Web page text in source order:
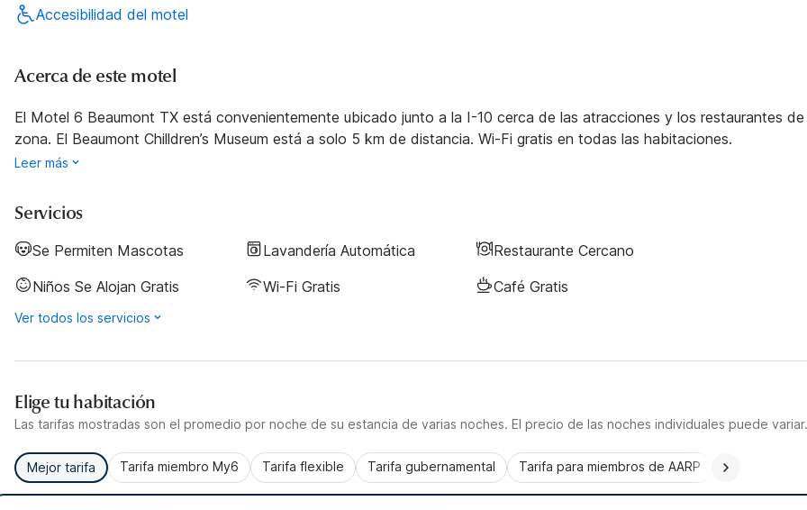
Accesibilidad del motel
Acerca de este motel
El Motel 6 Beaumont TX está convenientemente ubicado junto a la I-10 cerca de las atracciones y los restaurantes de
zona. El Beaumont Chilldren’s Museum está a solo 5 km de distancia. Wi-Fi gratis en todas las habitaciones.
Leer más
Servicios
Se Permiten Mascotas Lavandería Automática
Restaurante Cercano
Niños Se Alojan Gratis
Wi-Fi Gratis Café Gratis
Ver todos los servicios
Elige tu habitación
Las tarifas mostradas son el promedio por noche de su estancia de varias noches. El precio de las noches individuales puede variar.
Mejor tarifa Tarifa miembro My6 Tarifa flexible Tarifa gubernamental Tarifa para miembros de AARP